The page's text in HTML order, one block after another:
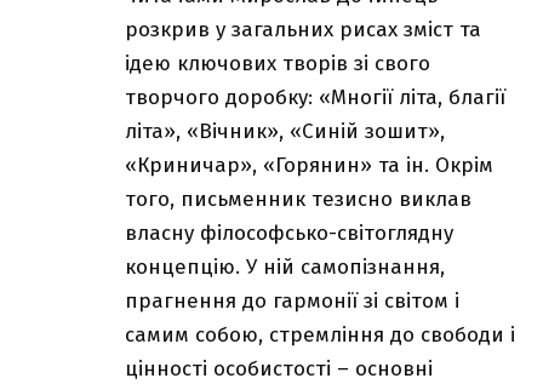
розкрив у загальних рисах зміст та
ідею ключових творів зі свого
творчого доробку: «Многії літа, благії
літа», «Вічник», «Синій зошит»,
«Криничар», «Горянин» та ін. Окрім
того, письменник тезисно виклав
власну філософсько-світоглядну
концепцію. У ній самопізнання,
прагнення до гармонії зі світом і
самим собою, стремління до свободи і
цінності особистості – основні